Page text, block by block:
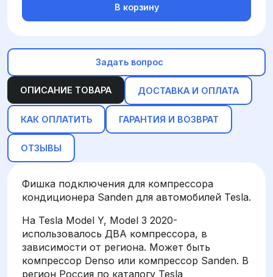
ОПИСАНИЕ ТОВАРА ДОСТАВКА И ОПЛАТА
КАК ОПЛАТИТЬ ГАРАНТИЯ И ВОЗВРАТ
ОТЗЫВЫ
Фишка подключения для компрессора
кондиционера Sanden для автомобилей Tesla.
На Tesla Model Y, Model 3 2020-
использовалось ДВА компрессора, в
зависимости от региона. Может быть
компрессор Denso или компрессор Sanden. В
регион Россия по каталогу Tesla
В корзину
Задать вопрос